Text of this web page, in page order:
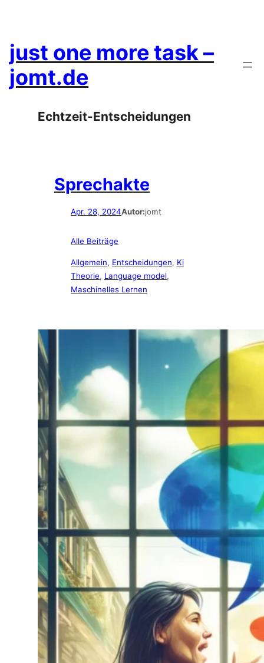
just one more task –
jomt.de
Echtzeit-Entscheidungen
Sprechakte
Apr. 28, 2024Autor:jomt
Alle Beiträge
Allgemein, Entscheidungen, Ki
Theorie, Language model
Maschinelles Lernen